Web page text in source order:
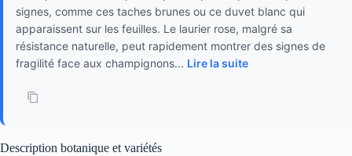
signes, comme ces taches brunes ou ce duvet blanc qui
apparaissent sur les feuilles. Le laurier rose, malgré sa
résistance naturelle, peut rapidement montrer des signes de
fragilité face aux champignons... Lire la suite
Description botanique et variétés